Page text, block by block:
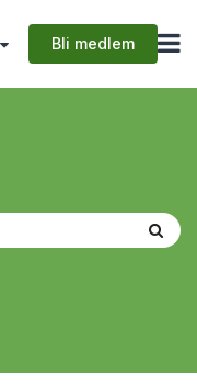
Bli medlem